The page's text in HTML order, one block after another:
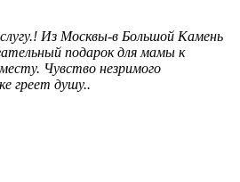
Из Москвы-в Большой Камень
подарок для мамы к
Чувство незримого
греет душу..